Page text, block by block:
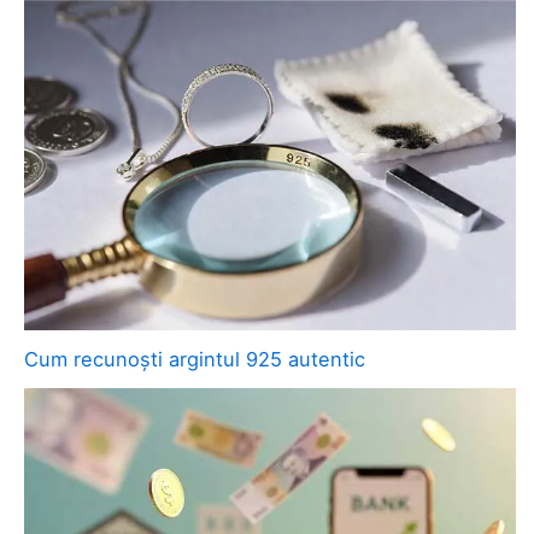
Cum recunoști argintul 925 autentic